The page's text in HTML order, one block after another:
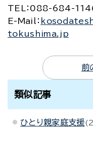
TEL
：088-684-
E-Mail
：
tokushima.jp
前
類似記事
ひとり親家庭支援